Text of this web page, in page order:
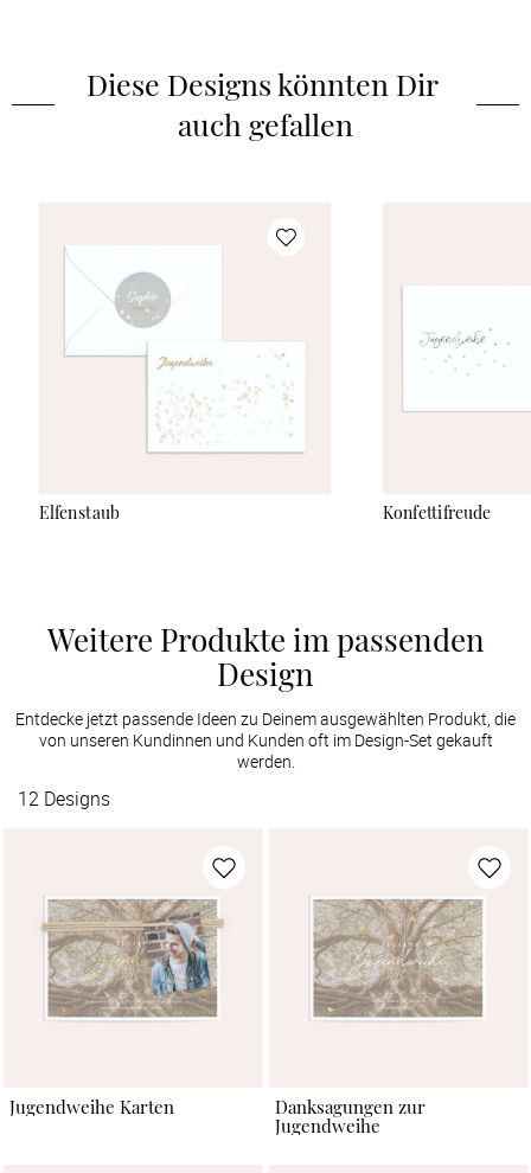
Diese Designs könnten Dir
auch gefallen
Elfenstaub Konfettifreude
Weitere Produkte im passenden
Design
Entdecke jetzt passende Ideen zu Deinem ausgewählten Produkt, die
von unseren Kundinnen und Kunden oft im Design-Set gekauft
werden.
12 Designs
Jugendweihe Karten
Danksagungen zur
Jugendweihe